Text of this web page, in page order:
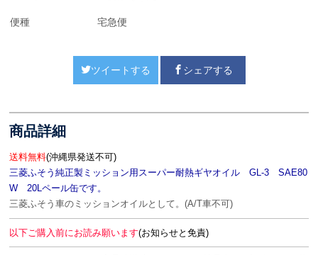
便種 宅急便
ツイートする シェアする
商品詳細
送料無料(沖縄県発送不可)
三菱ふそう純正製ミッション用スーパー耐熱ギヤオイル GL-3 SAE80
W20Lペール缶です。
三菱ふそう車のミッションオイルとして。(A/T車不可)
以下ご購入前にお読み願います(お知らせと免責)